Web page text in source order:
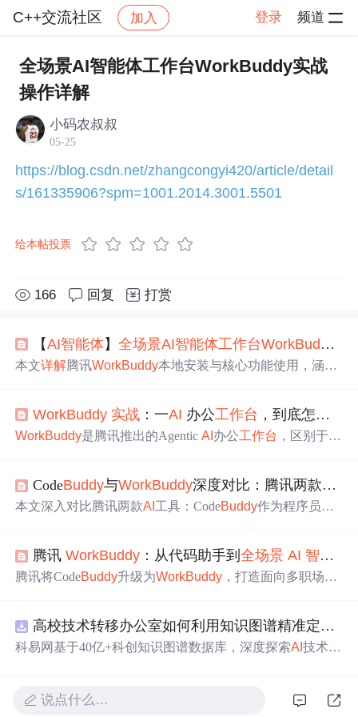
C++交流社区 加入 登录 频道
社区 C++交流社区 交流讨论 帖子详情
全场景AI智能体工作台WorkBuddy实战
操作详解
小码农叔叔
05-25
https://blog.csdn.net/zhangcongyi420/article/detail
s/161335906?spm=1001.2014.3001.5501
给本帖投票
166 回复 打赏
【AI智能体】全场景AI智能体工作台WorkBuddy
本文详解腾讯WorkBuddy本地安装与核心功能使用，涵盖
及探索社区复用等关键 操作。强调其区别于传统对话式AI
的自主规划、本地文件 操作与多模态任务处理能力，适用
WorkBuddy 实战 ：一AI 办公工作台 ，到底怎么用
WorkBuddy是腾讯推出的AgenticAI 办公工作台 ，区别于C
环，支持Craft/Plan/Ask三种工作模式，并通过技能系统、
三层记忆、连接器生态与定时自动化实现全场景办公交
CodeBuddy与WorkBuddy深度对比：腾讯两款AI
本文深入对比腾讯两款AI 工具：CodeBuddy作为程序员专
为 全场景AI办公工作台 ，具备自然语言任务拆解、Claw远
程控制、多Agents并发执行与定时自动化能力。两者共享
腾讯WorkBuddy ：从代码助手到全场景 AI 智能
腾讯将CodeBuddy升级为WorkBuddy ，打造面向多职场角
术底座涵盖多模型调度、工具调用（MCP）和可复用技能
（Skills），并推出WorkBuddyBench编程排行榜及EdgeOn
高校技术转移办公室如何利用知识图谱精准定位产业需求与技术适配点？.docx
科易网基于40亿+科创知识图谱数据库，深度探索AI技术在
域的AI +数智化解决方案，推动科技创新与产业创新智能化
说点什么…